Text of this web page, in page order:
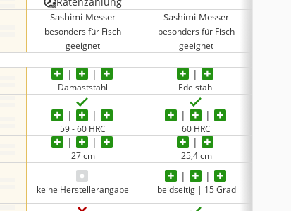
Sashimi-Messer
besonders für Fisch
geeignet
Sashimi-Messer
besonders für Fisch
geeignet
Damaststahl Edelstahl
59 - 60 HRC 60 HRC
27 cm 25,4 cm
keine Herstellerangabe beidseitig | 15 Grad